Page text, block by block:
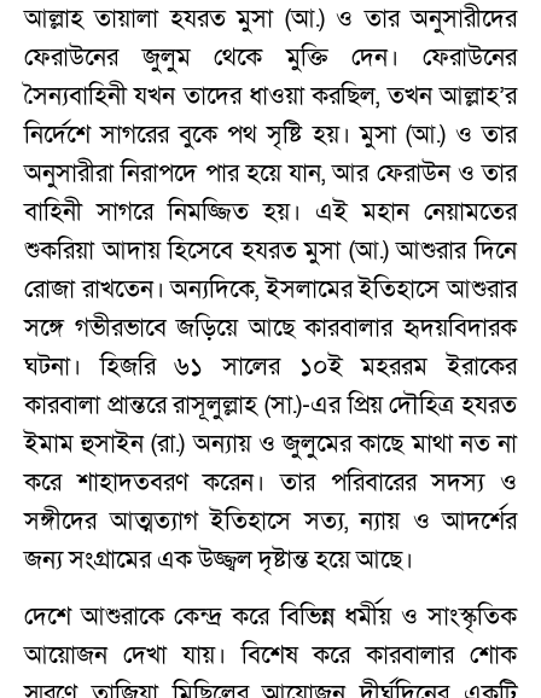
আল্লাহ তায়ালা হযরত মুসা (আ.) ও তার অনুসারীদের
ফেরাউনের জুলুম থেকে মুক্তি দেন। ফেরাউনের
সৈন্যবাহিনী যখন তাদের ধাওয়া করছিল, তখন আল্লাহ’র
নির্দেশে সাগরের বুকে পথ সৃষ্টি হয়। মুসা (আ.) ও তার
অনুসারীরা নিরাপদে পার হয়ে যান, আর ফেরাউন ও তার
বাহিনী সাগরে নিমজ্জিত হয়। এই মহান নেয়ামতের
শুকরিয়া আদায় হিসেবে হযরত মুসা (আ.) আশুরার দিনে
রোজা রাখতেন। অন্যদিকে, ইসলামের ইতিহাসে আশুরার
সঙ্গে গভীরভাবে জড়িয়ে আছে কারবালার হৃদয়বিদারক
ঘটনা। হিজরি ৬১ সালের ১০ই মহররম ইরাকের
কারবালা প্রান্তরে রাসূলুল্লাহ (সা.)-এর প্রিয় দৌহিত্র হযরত
ইমাম হুসাইন (রা.) অন্যায় ও জুলুমের কাছে মাথা নত না
করে শাহাদতবরণ করেন। তার পরিবারের সদস্য ও
সঙ্গীদের আত্মত্যাগ ইতিহাসে সত্য, ন্যায় ও আদর্শের
জন্য সংগ্রামের এক উজ্জ্বল দৃষ্টান্ত হয়ে আছে।
দেশে আশুরাকে কেন্দ্র করে বিভিন্ন ধর্মীয় ও সাংস্কৃতিক
আয়োজন দেখা যায়। বিশেষ করে কারবালার শোক